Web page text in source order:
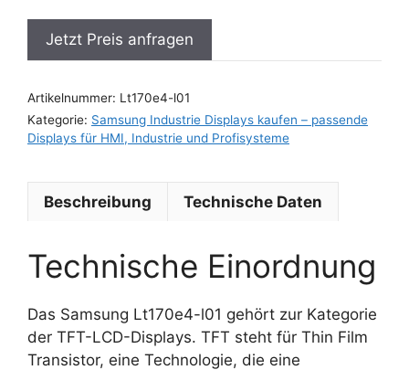
Jetzt Preis anfragen
Artikelnummer: Lt170e4-l01
Kategorie: Samsung Industrie Displays kaufen – passende
Displays für HMI, Industrie und Profisysteme
Beschreibung Technische Daten
Technische Einordnung
Das Samsung Lt170e4-l01 gehört zur Kategorie
der TFT-LCD-Displays. TFT steht für Thin Film
Transistor, eine Technologie, die eine